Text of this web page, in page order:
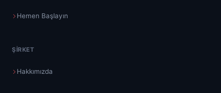
Hemen Başlayın
ŞIRKET
Hakkımızda